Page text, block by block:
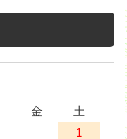
金
土
1